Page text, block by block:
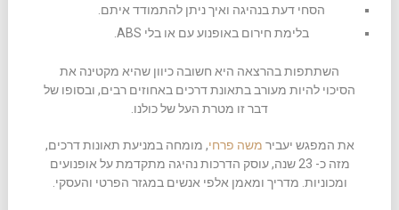
הסחי דעת בנהיגה ואיך ניתן להתמודד איתם.
בלימת חירום באופנוע עם או בלי ABS.
השתתפות בהרצאה היא חשובה כיוון שהיא מקטינה את
הסיכוי להיות מעורב בתאונת דרכים באחוזים רבים, ובסופו של
דבר זו מטרת העל של כולנו.
את המפגש יעביר משה פרחי, מומחה במניעת תאונות דרכים,
מזה כ- 23 שנה, עוסק הדרכות נהיגה מתקדמת על אופנועים
ומכוניות. מדריך ומאמן אלפי אנשים במגזר הפרטי והעסקי.